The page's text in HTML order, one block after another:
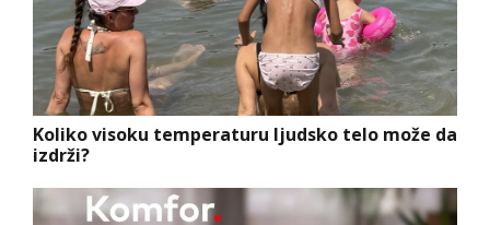
Koliko visoku temperaturu ljudsko telo može da
izdrži?